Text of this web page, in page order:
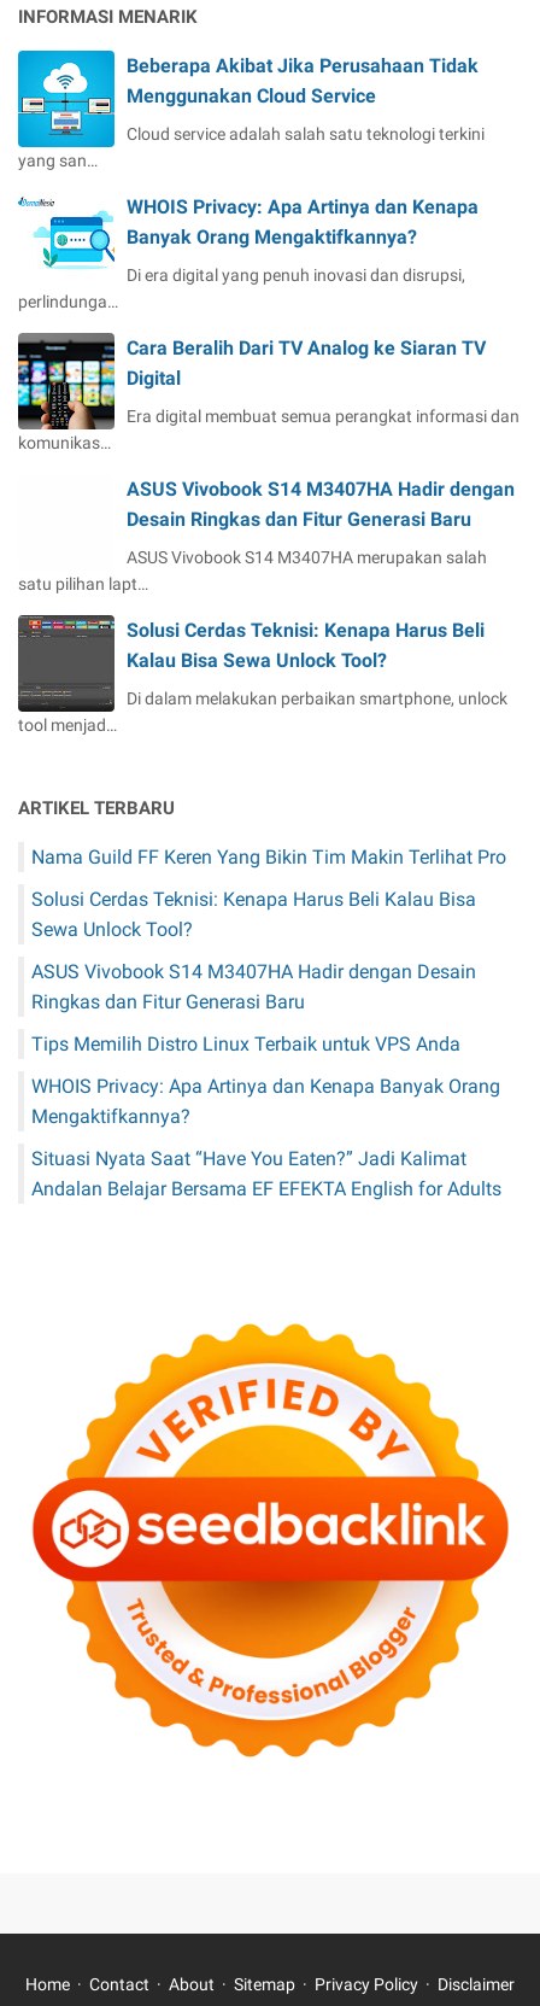
INFORMASI MENARIK
Beberapa Akibat Jika Perusahaan Tidak
Menggunakan Cloud Service
Cloud service adalah salah satu teknologi terkini
yang san…
WHOIS Privacy: Apa Artinya dan Kenapa
Banyak Orang Mengaktifkannya?
Di era digital yang penuh inovasi dan disrupsi,
perlindunga…
Cara Beralih Dari TV Analog ke Siaran TV
Digital
Era digital membuat semua perangkat informasi dan
komunikas…
ASUS Vivobook S14 M3407HA Hadir dengan
Desain Ringkas dan Fitur Generasi Baru
ASUS Vivobook S14 M3407HA merupakan salah
satu pilihan lapt…
Solusi Cerdas Teknisi: Kenapa Harus Beli
Kalau Bisa Sewa Unlock Tool?
Di dalam melakukan perbaikan smartphone, unlock
tool menjad…
ARTIKEL TERBARU
Nama Guild FF Keren Yang Bikin Tim Makin Terlihat Pro
Solusi Cerdas Teknisi: Kenapa Harus Beli Kalau Bisa
Sewa Unlock Tool?
ASUS Vivobook S14 M3407HA Hadir dengan Desain
Ringkas dan Fitur Generasi Baru
Tips Memilih Distro Linux Terbaik untuk VPS Anda
WHOIS Privacy: Apa Artinya dan Kenapa Banyak Orang
Mengaktifkannya?
Situasi Nyata Saat “Have You Eaten?” Jadi Kalimat
Andalan Belajar Bersama EF EFEKTA English for Adults
Home Contact About Sitemap Privacy Policy Disclaimer